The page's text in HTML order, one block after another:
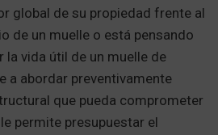
global de su propiedad frente al
de un muelle o está pensando
la vida útil de un muelle de
a abordar preventivamente
que pueda comprometer
permite presupuestar el